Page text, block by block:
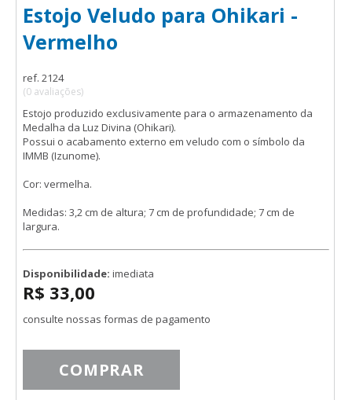
Estojo Veludo para Ohikari -
Vermelho
ref. 2124
(0 avaliações)
Estojo produzido exclusivamente para o armazenamento da
Medalha da Luz Divina (Ohikari).
Possui o acabamento externo em veludo com o símbolo da
IMMB (Izunome).
Cor: vermelha.
Medidas: 3,2 cm de altura; 7 cm de profundidade; 7 cm de
largura.
Disponibilidade: imediata
R$ 33,00
consulte nossas formas de pagamento
COMPRAR